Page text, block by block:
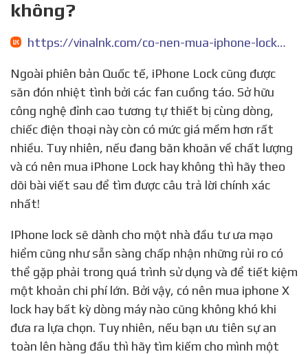
không?
https://vinalnk.com/co-nen-mua-iphone-lock-de-su-dung-hay-khong-n73.html
Ngoài phiên bản Quốc tế, iPhone Lock cũng được
săn đón nhiệt tình bởi các fan cuồng táo. Sở hữu
công nghệ đỉnh cao tương tự thiết bị cùng dòng,
chiếc điện thoại này còn có mức giá mềm hơn rất
nhiều. Tuy nhiên, nếu đang băn khoăn về chất lượng
và có nên mua iPhone Lock hay không thì hãy theo
dõi bài viết sau để tìm được câu trả lời chính xác
nhất!
IPhone lock sẽ dành cho một nhà đầu tư ưa mạo
hiểm cũng như sẵn sàng chấp nhận những rủi ro có
thể gặp phải trong quá trình sử dụng và để tiết kiệm
một khoản chi phí lớn. Bởi vậy, có nên mua iphone X
lock hay bất kỳ dòng máy nào cũng không khó khi
đưa ra lựa chọn. Tuy nhiên, nếu bạn ưu tiên sự an
toàn lên hàng đầu thì hãy tìm kiếm cho mình một